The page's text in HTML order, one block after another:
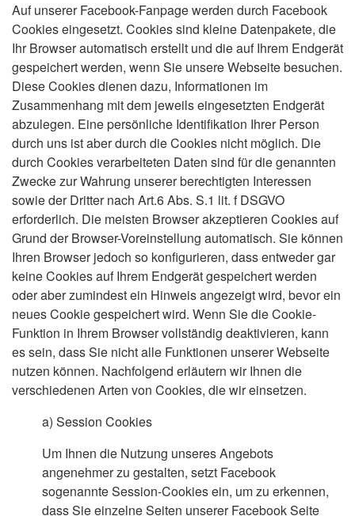
Auf unserer Facebook-Fanpage werden durch Facebook
Cookies eingesetzt. Cookies sind kleine Datenpakete, die
Ihr Browser automatisch erstellt und die auf Ihrem Endgerät
gespeichert werden, wenn Sie unsere Webseite besuchen.
Diese Cookies dienen dazu, Informationen im
Zusammenhang mit dem jeweils eingesetzten Endgerät
abzulegen. Eine persönliche Identifikation Ihrer Person
durch uns ist aber durch die Cookies nicht möglich. Die
durch Cookies verarbeiteten Daten sind für die genannten
Zwecke zur Wahrung unserer berechtigten Interessen
sowie der Dritter nach Art.6 Abs. S.1 lit. f DSGVO
erforderlich. Die meisten Browser akzeptieren Cookies auf
Grund der Browser-Voreinstellung automatisch. Sie können
Ihren Browser jedoch so konfigurieren, dass entweder gar
keine Cookies auf Ihrem Endgerät gespeichert werden
oder aber zumindest ein Hinweis angezeigt wird, bevor ein
neues Cookie gespeichert wird. Wenn Sie die Cookie-
Funktion in Ihrem Browser vollständig deaktivieren, kann
es sein, dass Sie nicht alle Funktionen unserer Webseite
nutzen können. Nachfolgend erläutern wir Ihnen die
verschiedenen Arten von Cookies, die wir einsetzen.
a) Session Cookies
Um Ihnen die Nutzung unseres Angebots
angenehmer zu gestalten, setzt Facebook
sogenannte Session-Cookies ein, um zu erkennen,
dass Sie einzelne Seiten unserer Facebook Seite